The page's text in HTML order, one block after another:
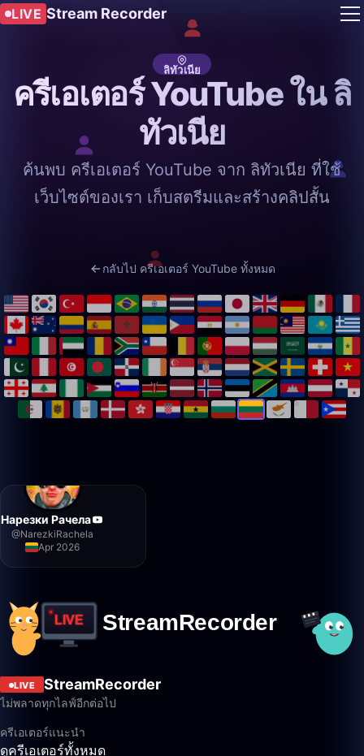
LIVE Stream Recorder
ลิทัวเนีย
ครีเอเตอร์ YouTube ใน ลิ
ทัวเนีย
ค้นพบ ครีเอเตอร์ YouTube จาก ลิทัวเนีย ที่ใช้
เว็บไซต์ของเรา เก็บสตรีมและสร้างคลิปสั้น
กลับไป ครีเอเตอร์ YouTube ทั้งหมด
Нарезки Рачела
@NarezkiRachela
Apr 2026
LIVE StreamRecorder
ไม่พลาดทุกไลฟ์อีกต่อไป
ครีเอเตอร์แนะนำ
ดูครีเอเตอร์ทั้งหมด